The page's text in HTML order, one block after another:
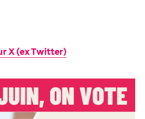
X (ex Twitter)